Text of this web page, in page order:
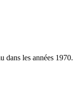
dans les années 1970.